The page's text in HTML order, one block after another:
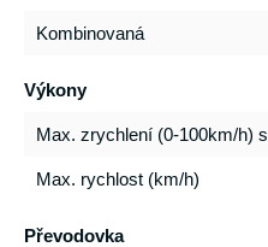
Kombinovaná
Výkony
Max. zrychlení (0-100km/h) s
Max. rychlost (km/h)
Převodovka